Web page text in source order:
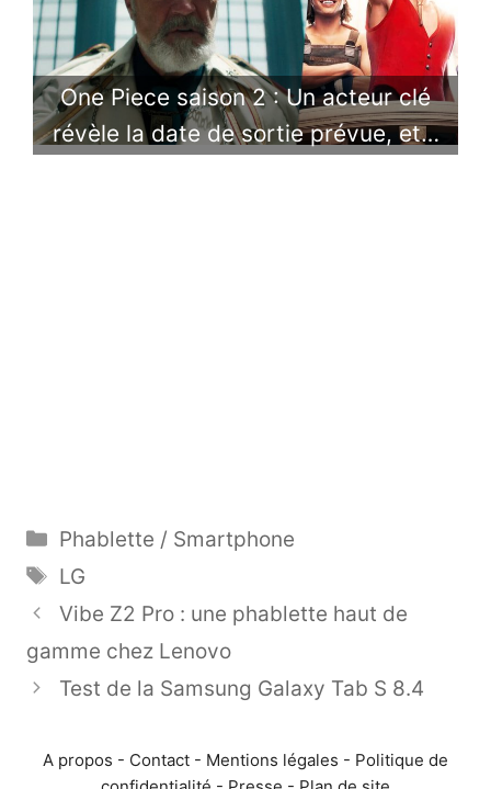
One Piece saison 2 : Un acteur clé
révèle la date de sortie prévue, et…
Catégories
Phablette / Smartphone
Étiquettes
LG
Vibe Z2 Pro : une phablette haut de
gamme chez Lenovo
Test de la Samsung Galaxy Tab S 8.4
A propos - Contact - Mentions légales - Politique de